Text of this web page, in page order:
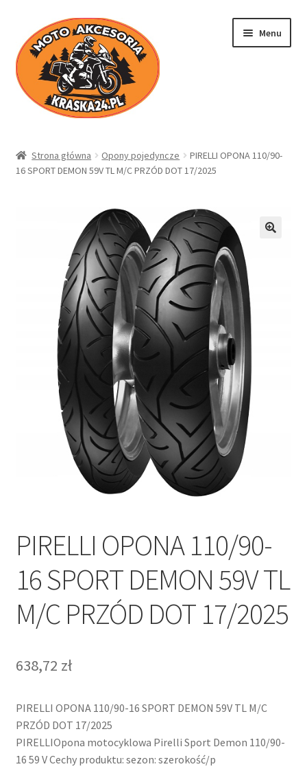
Przejdź
do
nawigacji
Przejdź
do
treści
Menu
Sklep
Regulamin
Polityka prywatności
Strona główna Opony pojedyncze
PIRELLI OPONA 110/90-
16 SPORT DEMON 59V TL M/C PRZÓD DOT 17/2025
PIRELLI OPONA 110/90-
16 SPORT DEMON 59V TL
M/C PRZÓD DOT 17/2025
638,72 zł
PIRELLI OPONA 110/90-16 SPORT DEMON 59V TL M/C
PRZÓD DOT 17/2025
PIRELLIOpona motocyklowa Pirelli Sport Demon 110/90-
16 59 V Cechy produktu: sezon: szerokość/p